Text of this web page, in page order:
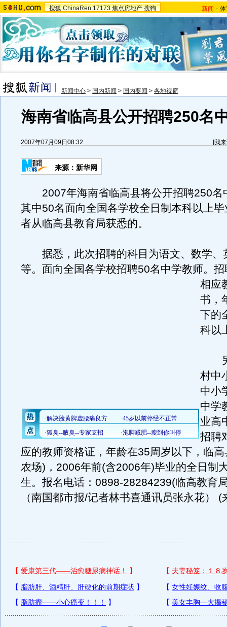
搜狐 ChinaRen 17173 焦点房地产 搜狗 新闻 -
新闻中心 > 国内新闻 > 国内要闻 > 各地视窗
海南省临高县公开招聘250名
2007年07月09日08:32 [我
来源：新华网
2007年海南省临高县将公开招聘250名
其中50名面向全国各学校全日制本科以上
者从临高县教育局获悉的。
据悉，此次招聘的科目为语文、数学、
等。面向全国各学校招聘50名中学教师。 招
相应
书，
下的
科以
另
村中
中小
中学
业高
招聘
应的教师资格证，年龄在35周岁以下，临
农场)，2006年前(含2006年)毕业的全日制
生。报名电话：0898-28284239(临高教育
（南国都市报/记者林书喜通讯员张永花） (